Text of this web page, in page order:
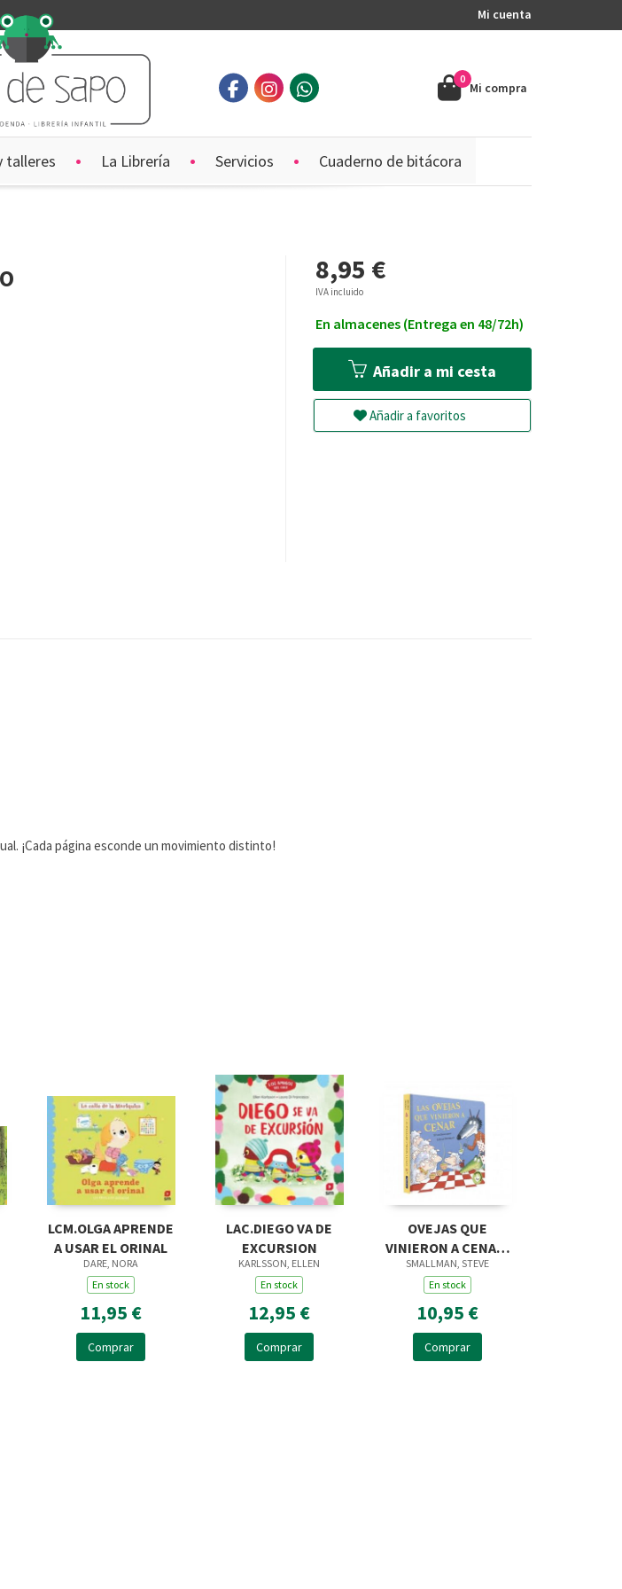
Mi cuenta
Mi compra
0
talleres La Librería Servicios Cuaderno de bitácora
8,95 €
IVA incluido
En almacenes (Entrega en 48/72h)
Añadir a mi cesta
Añadir a favoritos
¡Cada página esconde un movimiento distinto!
LCM.OLGA APRENDE
A USAR EL ORINAL
DARE, NORA
En stock
11,95 €
Comprar
LAC.DIEGO VA DE
EXCURSION
KARLSSON, ELLEN
En stock
12,95 €
Comprar
OVEJAS QUE
VINIERON A CENAR,
LAS CARTON
SMALLMAN, STEVE
En stock
10,95 €
Comprar